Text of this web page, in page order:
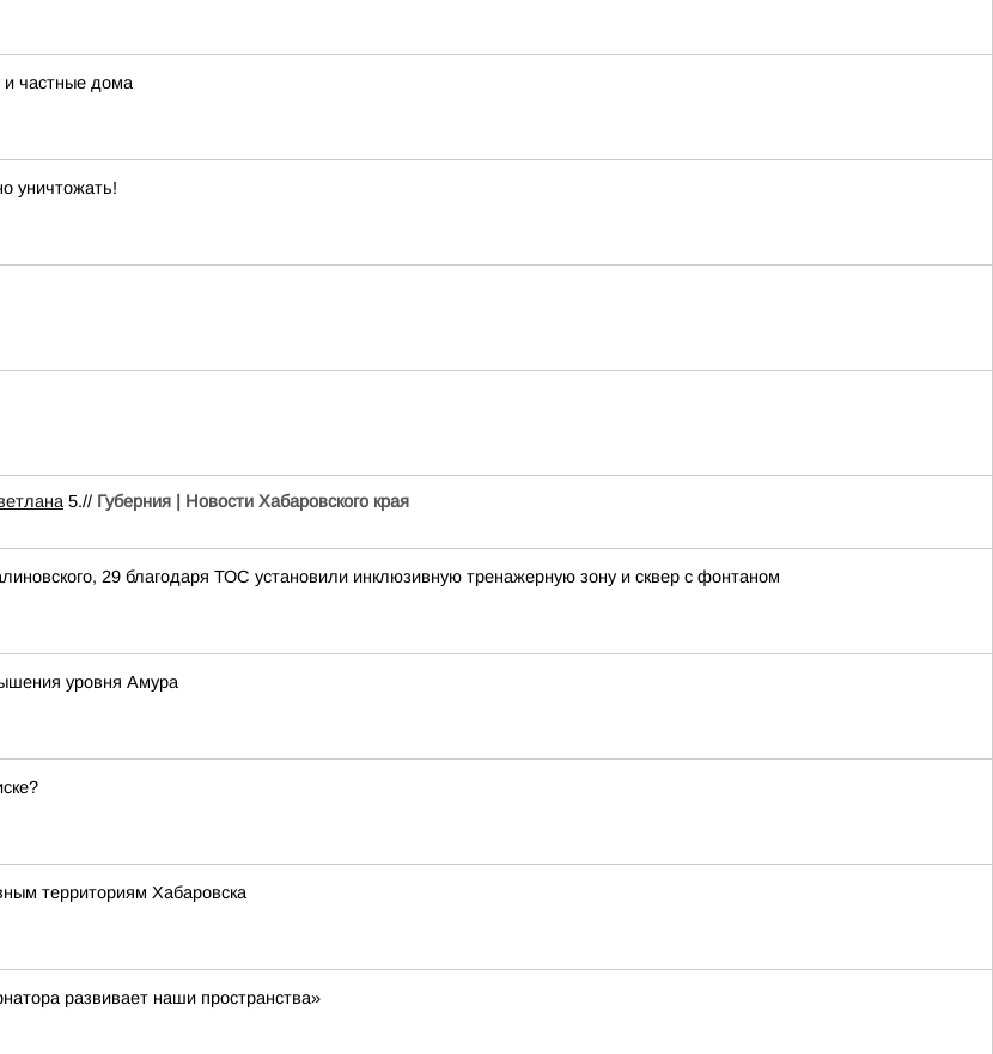
и частные дома
уничтожать!
5.// Губерния | Новости Хабаровского края
29 благодаря ТОС установили инклюзивную тренажерную зону и сквер с фонтаном
уровня Амура
территориям Хабаровска
развивает наши пространства»